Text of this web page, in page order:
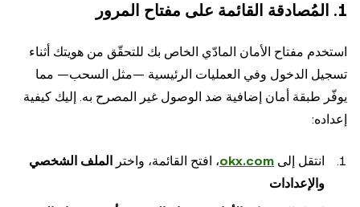
1. المُصادقة القائمة على مفتاح المرور
استخدم مفتاح الأمان المادّي الخاص بك للتحقّق من هويتك أثناء
تسجيل الدخول وفي العمليات الرئيسية —مثل السحب— مما
يوفّر طبقة أمان إضافية ضد الوصول غير المصرح به. إليك كيفية
إعداده:
انتقل إلى okx.com، افتح القائمة، واختر الملف الشخصي
والإعدادات